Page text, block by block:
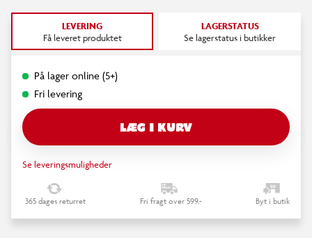
LEVERING
Få leveret produktet
LAGERSTATUS
Se lagerstatus i butikker
På lager online (5+)
Fri levering
LÆG I KURV
Se leveringsmuligheder
365 dages returret Fri fragt over 599,- Byt i butik